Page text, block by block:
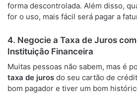
forma descontrolada. Além disso,
for o uso, mais fácil será pagar a
4. Negocie a Taxa de Juros
Instituição Financeira
Muitas pessoas não sabem, mas é
taxa de juros do seu cartão de
bom pagador e tiver um bom